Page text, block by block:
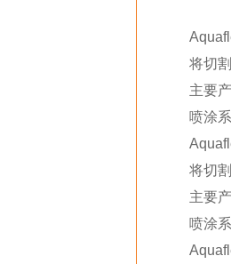
将切
主要
喷涂
将切
主要
喷涂